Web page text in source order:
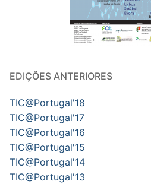
EDIÇÕES ANTERIORES
TIC@Portugal'18
TIC@Portugal'17
TIC@Portugal'16
TIC@Portugal'15
TIC@Portugal'14
TIC@Portugal'13